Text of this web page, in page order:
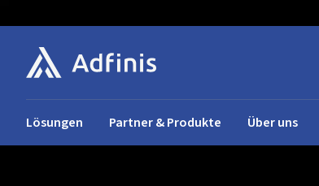
Lösungen Partner & Produkte Über uns